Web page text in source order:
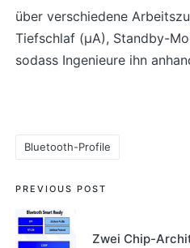
über verschiedene
Tiefschlaf (μA), Standby-
sodass Ingenieure ihn
Tags:
Bluetooth-Profile
Post
navigation
PREVIOUS POST
Zwei Chip-